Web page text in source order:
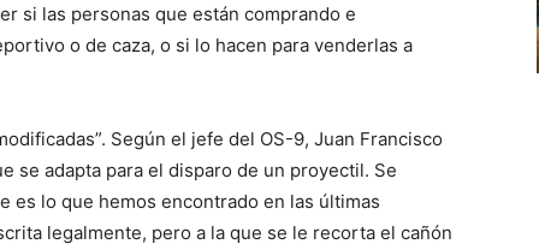
si las personas que están comprando e
o de caza, o si lo hacen para venderlas a
Según el jefe del OS-9, Juan Francisco
se adapta para el disparo de un proyectil. Se
es lo que hemos encontrado en las últimas
legalmente, pero a la que se le recorta el cañón